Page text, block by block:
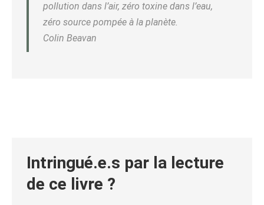
pollution dans l’air, zéro toxine dans l’eau,
zéro source pompée à la planète.
Colin Beavan
Intringué.e.s par la lecture
de ce livre ?